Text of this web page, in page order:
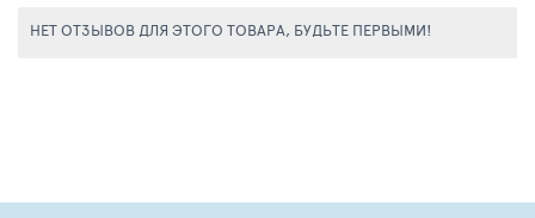
НЕТ ОТЗЫВОВ ДЛЯ ЭТОГО ТОВАРА, БУДЬТЕ ПЕРВЫМИ!